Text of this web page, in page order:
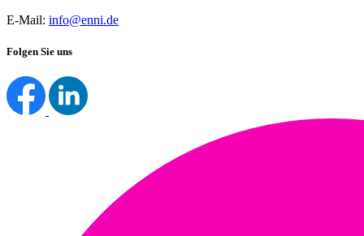
E-Mail: info@enni.de
Folgen Sie uns